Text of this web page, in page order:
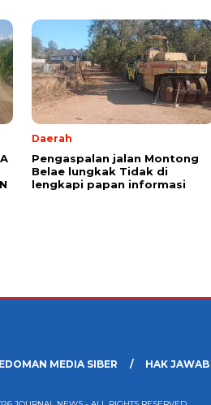
Daerah
Pengaspalan jalan Montong
Belae lungkak Tidak di
lengkapi papan informasi
MEDIA SIBER HAK JAWAB